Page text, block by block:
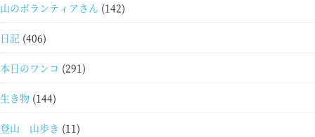
山のボランティアさん (142)
日記 (406)
本日のワンコ (291)
生き物 (144)
登山 山歩き (11)